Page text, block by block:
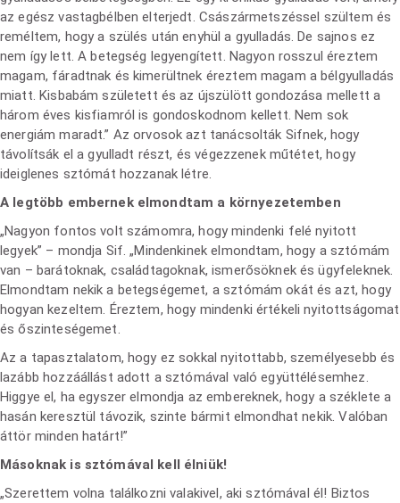
az egész vastagbélben elterjedt. Császármetszéssel szültem és
reméltem, hogy a szülés után enyhül a gyulladás. De sajnos ez
nem így lett. A betegség legyengített. Nagyon rosszul éreztem
magam, fáradtnak és kimerültnek éreztem magam a bélgyulladás
miatt. Kisbabám született és az újszülött gondozása mellett a
három éves kisfiamról is gondoskodnom kellett. Nem sok
energiám maradt.” Az orvosok azt tanácsolták Sifnek, hogy
távolítsák el a gyulladt részt, és végezzenek műtétet, hogy
ideiglenes sztómát hozzanak létre.
A legtöbb embernek elmondtam a környezetemben
„Nagyon fontos volt számomra, hogy mindenki felé nyitott
legyek” – mondja Sif. „Mindenkinek elmondtam, hogy a sztómám
van – barátoknak, családtagoknak, ismerősöknek és ügyfeleknek.
Elmondtam nekik a betegségemet, a sztómám okát és azt, hogy
hogyan kezeltem. Éreztem, hogy mindenki értékeli nyitottságomat
és őszinteségemet.
Az a tapasztalatom, hogy ez sokkal nyitottabb, személyesebb és
lazább hozzáállást adott a sztómával való együttélésemhez.
Higgye el, ha egyszer elmondja az embereknek, hogy a széklete a
hasán keresztül távozik, szinte bármit elmondhat nekik. Valóban
áttör minden határt!”
Másoknak is sztómával kell élniük!
„Szerettem volna találkozni valakivel, aki sztómával él! Biztos